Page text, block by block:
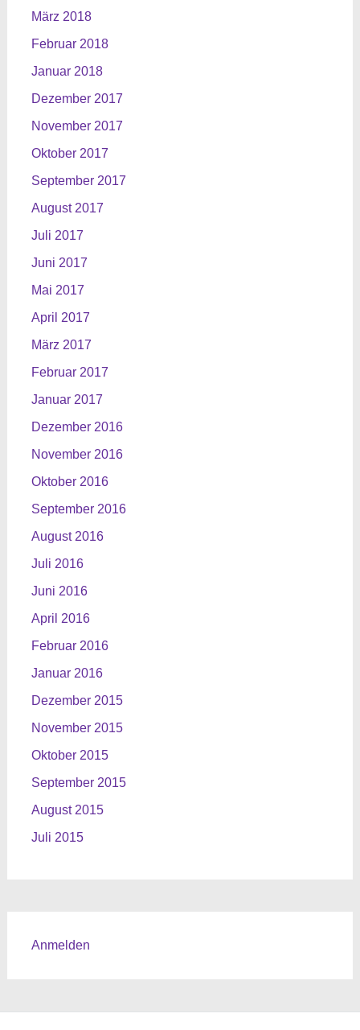
März 2018
Februar 2018
Januar 2018
Dezember 2017
November 2017
Oktober 2017
September 2017
August 2017
Juli 2017
Juni 2017
Mai 2017
April 2017
März 2017
Februar 2017
Januar 2017
Dezember 2016
November 2016
Oktober 2016
September 2016
August 2016
Juli 2016
Juni 2016
April 2016
Februar 2016
Januar 2016
Dezember 2015
November 2015
Oktober 2015
September 2015
August 2015
Juli 2015
Anmelden